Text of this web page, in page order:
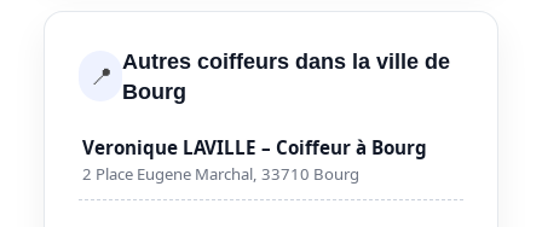
📍 Autres coiffeurs dans la ville de
Bourg
Veronique LAVILLE – Coiffeur à Bourg
2 Place Eugene Marchal, 33710 Bourg